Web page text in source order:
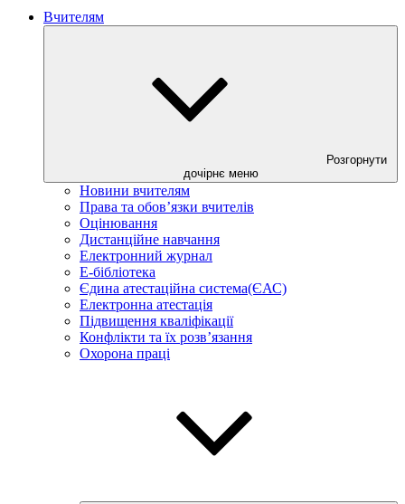
Вчителям
Розгорнути
дочірнє меню
Новини вчителям
Права та обов’язки вчителів
Оцінювання
Дистанційне навчання
Електронний журнал
E-бібліотека
Єдина атестаційна система(ЄАС)
Електронна атестація
Підвищення кваліфікації
Конфлікти та їх розв’язання
Охорона праці